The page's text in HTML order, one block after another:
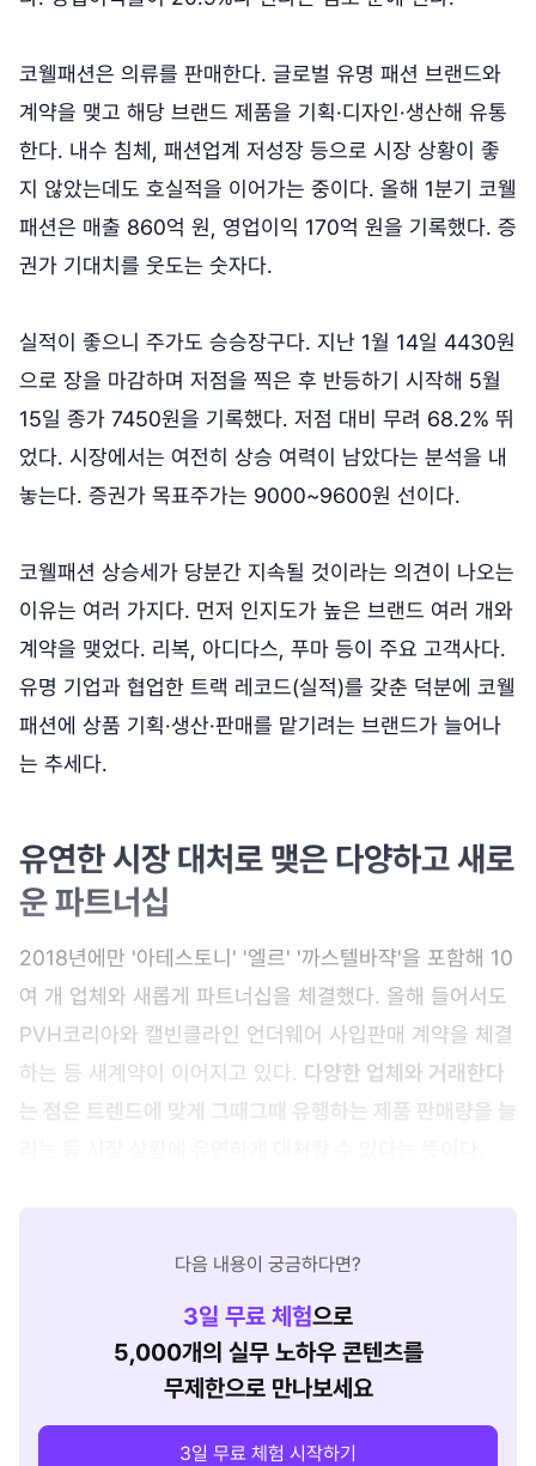
코웰패션은 의류를 판매한다. 글로벌 유명 패션 브랜드와
계약을 맺고 해당 브랜드 제품을 기획·디자인·생산해 유통
한다. 내수 침체, 패션업계 저성장 등으로 시장 상황이 좋
지 않았는데도 호실적을 이어가는 중이다. 올해 1분기 코웰
패션은 매출 860억 원, 영업이익 170억 원을 기록했다. 증
권가 기대치를 웃도는 숫자다.
실적이 좋으니 주가도 승승장구다. 지난 1월 14일 4430원
으로 장을 마감하며 저점을 찍은 후 반등하기 시작해 5월
15일 종가 7450원을 기록했다. 저점 대비 무려 68.2% 뛰
었다. 시장에서는 여전히 상승 여력이 남았다는 분석을 내
놓는다. 증권가 목표주가는 9000~9600원 선이다.
코웰패션 상승세가 당분간 지속될 것이라는 의견이 나오는
이유는 여러 가지다. 먼저 인지도가 높은 브랜드 여러 개와
계약을 맺었다. 리복, 아디다스, 푸마 등이 주요 고객사다.
유명 기업과 협업한 트랙 레코드(실적)를 갖춘 덕분에 코웰
패션에 상품 기획·생산·판매를 맡기려는 브랜드가 늘어나
는 추세다.
유연한 시장 대처로 맺은 다양하고 새로
운 파트너십
2018년에만 '아테스토니' '엘르' '까스텔바쟉'을 포함해 10
여 개 업체와 새롭게 파트너십을 체결했다. 올해 들어서도
PVH코리아와 캘빈클라인 언더웨어 사입판매 계약을 체결
하는 등 새계약이 이어지고 있다. 다양한 업체와 거래한다
는 점은 트렌드에 맞게 그때그때 유행하는 제품 판매량을 늘
다음 내용이 궁금하다면?
3일 무료 체험으로
5,000개의 실무 노하우 콘텐츠를
무제한으로 만나보세요
3일 무료 체험 시작하기